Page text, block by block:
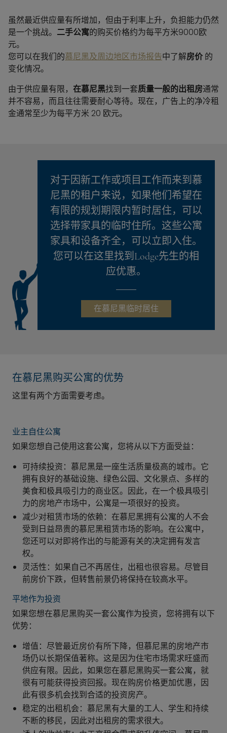
虽然最近供应量有所增加，但由于利率上升，负担能力仍然
是一个挑战。 二手公寓的购买价格约为每平方米9000欧
元。
您可以在我们的慕尼黑及周边地区市场报告中了解房价 的
变化情况。
由于供应量有限， 在慕尼黑找到一套质量一般的出租房通常
并不容易，而且往往需要耐心等待。现在，广告上的净冷租
金通常至少为每平方米 20 欧元。
对于因新工作或项目工作而来到慕
尼黑的租户来说，如果他们希望在
有限的规划期限内暂时居住，可以
选择带家具的临时住所。这些公寓
家具和设备齐全，可以立即入住。
您可以在这里找到Lodge先生的相
应优惠。
在慕尼黑临时居住
在慕尼黑购买公寓的优势
这里有两个方面需要考虑。
业主自住公寓
如果您想自己使用这套公寓，您将从以下方面受益：
可持续投资：慕尼黑是一座生活质量极高的城市。它
拥有良好的基础设施、绿色公园、文化景点、多样的
美食和极具吸引力的商业区。因此，在一个极具吸引
力的房地产市场中，公寓是一项很好的投资。
减少对租赁市场的依赖：在慕尼黑拥有公寓的人不会
受到日益昂贵的慕尼黑租赁市场的影响。在公寓中，
您还可以对即将作出的与能源有关的决定拥有发言
权。
灵活性：如果自己不再居住，出租也很容易。尽管目
前房价下跌，但转售前景仍将保持在较高水平。
平地作为投资
如果您想在慕尼黑购买一套公寓作为投资，您将拥有以下
优势：
增值：尽管最近房价有所下降，但慕尼黑的房地产市
场仍以长期保值著称。这是因为住宅市场需求旺盛而
供应有限。因此，如果您在慕尼黑购买一套公寓，就
很有可能获得投资回报。现在购房价格更加优惠，因
此有很多机会找到合适的投资房产。
稳定的出租机会：慕尼黑有大量的工人、学生和持续
不断的移民，因此对出租房的需求很大。